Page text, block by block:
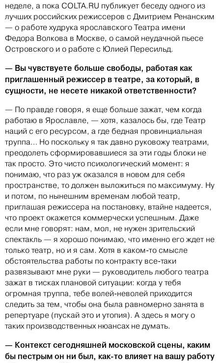
неделе, а пока COLTA.RU публикует беседу одного из
лучших российских режиссеров с Дмитрием Ренанским
— о работе худрука ярославского Театра имени
Федора Волкова в Москве, о самой неудачной пьесе
Островского и о работе с Юлией Пересильд.
— Вы чувствуете больше свободы, работая как
приглашенный режиссер в театре, за который, в
сущности, не несете никакой ответственности?
— По правде говоря, я еще больше зажат, чем когда
работаю в Ярославле, — хотя, казалось бы, где Театр
наций с его ресурсом, а где бедная провинциальная
труппа… Но поскольку я так давно руковожу театрами,
преодолеть сформировавшиеся за эти годы блоки не
так просто. Это чисто психологический момент: я
понимаю, что раз уж оказался в новом для себя
пространстве, то должен выложиться по максимуму. Ну
и потом, по нынешним временам любой театр,
приглашая режиссера на постановку, втайне надеется,
что проект окажется коммерчески успешным. Даже
если мне говорят: нам, мол, не нужен зрительский
спектакль — я хорошо понимаю, что именно его ждет не
только театр, но и я сам. Хотя в каком-то смысле
обстоятельства работы по контракту все-таки
развязывают мне руки — руководитель любого театра
зажат в тисках плановой ситуации: когда у тебя
огромная труппа, тебе волей-неволей приходится
следить за тем, чтобы она была равномерно занята в
репертуаре (пускай это и утопия). А здесь я могу о
таких производственных нюансах не думать.
— Контекст сегодняшней московской сцены, каким
бы пестрым он ни был, как-то влияет на вашу работу